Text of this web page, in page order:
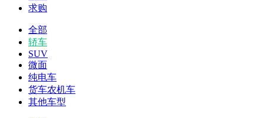
求购
全部
轿车
SUV
微面
纯电车
货车农机车
其他车型